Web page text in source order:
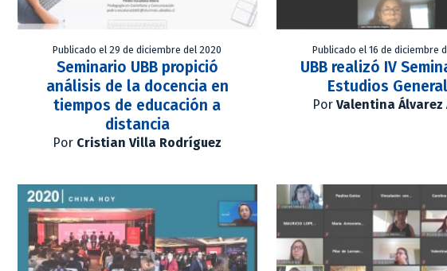
Publicado el 29 de diciembre del 2020
Seminario UBB propició
análisis de la docencia en
tiempos de educación a
distancia
Por Cristian Villa Rodríguez
Publicado el 16 de diciembre
UBB realizó IV
Estudios
Por Valentina Álvarez